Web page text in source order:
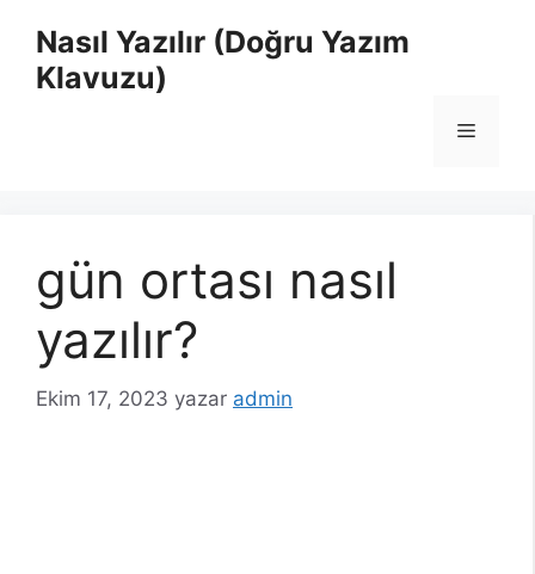
Nasıl Yazılır (Doğru Yazım
Klavuzu)
Menü
gün ortası nasıl
yazılır?
Ekim 17, 2023 yazar admin